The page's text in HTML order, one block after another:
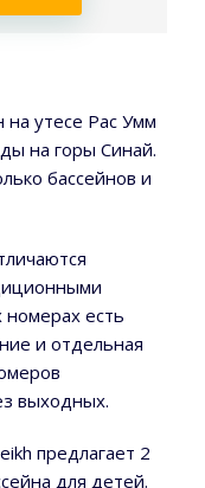
на утесе Рас Умм
на горы Синай.
бассейнов и
номерах есть
и отдельная
выходных.
предлагает 2
для детей.